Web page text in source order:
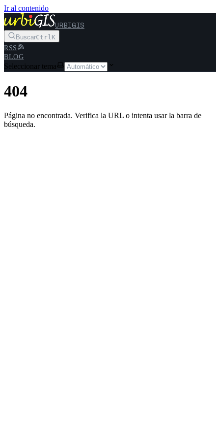
Ir al contenido
URBIGIS
BuscarCtrlK
RSS
BLOG
Seleccionar tema
404
Página no encontrada. Verifica la URL o intenta usar la barra de
búsqueda.